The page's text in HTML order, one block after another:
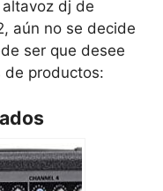
altavoz dj de
aún no se decide
ser que desee
de productos: